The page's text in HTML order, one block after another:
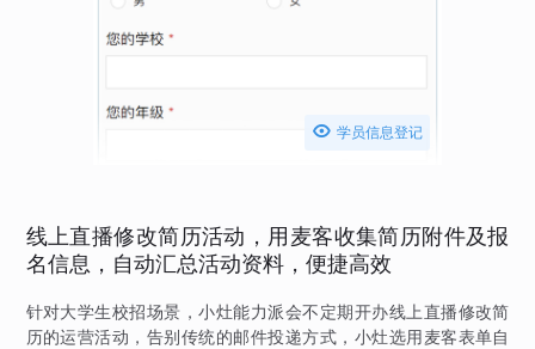
 学员信息登记
线上直播修改简历活动，用麦客收集简历附件及报
名信息，自动汇总活动资料，便捷高效
针对大学生校招场景，小灶能力派会不定期开办线上直播修改简
历的运营活动，告别传统的邮件投递方式，小灶选用麦客表单自